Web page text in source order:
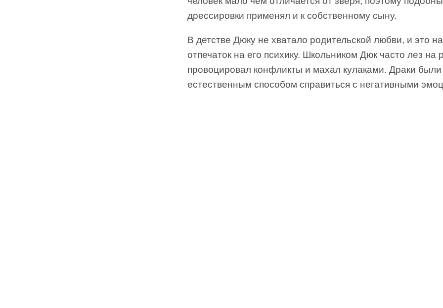
дрессировки применял и к собственному сыну.
В детстве Дюку не хватало родительской любви, и это
отпечаток на его психику. Школьником Дюк часто лез на
провоцировал конфликты и махал кулаками. Драки
естественным способом справиться с негативными